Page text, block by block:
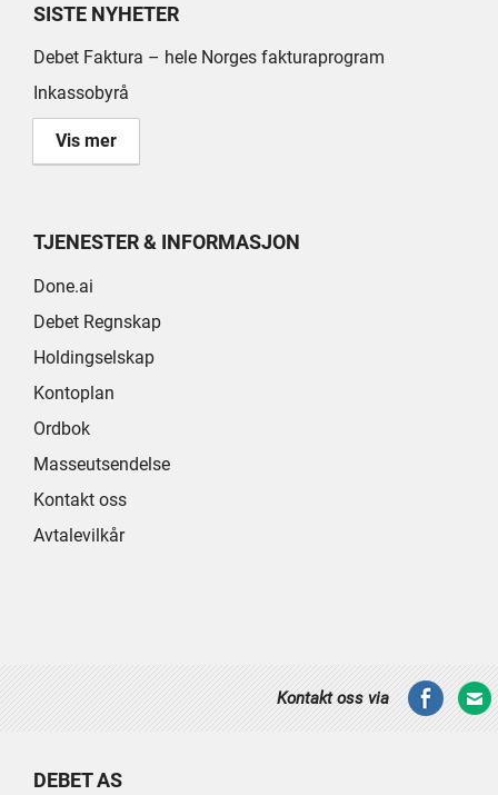
SISTE NYHETER
Debet Faktura – hele Norges fakturaprogram
Inkassobyrå
Vis mer
TJENESTER & INFORMASJON
Done.ai
Debet Regnskap
Holdingselskap
Kontoplan
Ordbok
Masseutsendelse
Kontakt oss
Avtalevilkår
Kontakt oss via
DEBET AS